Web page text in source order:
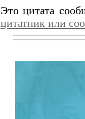
Это цитата
цитатник или